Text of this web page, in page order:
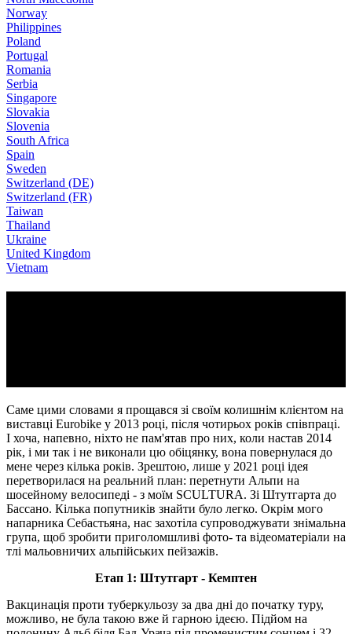
Norway
Philippines
Poland
Portugal
Romania
Serbia
Singapore
Slovakia
Slovenia
South Africa
Spain
Sweden
Switzerland (DE)
Switzerland (FR)
Taiwan
Thailand
Ukraine
United Kingdom
Vietnam
Саме цими словами я прощався зі своїм колишнім клієнтом на
виставці Eurobike у 2013 році, після чотирьох років співпраці.
І хоча, напевно, ніхто не пам'ятав про них, коли настав 2014
рік, і ми так і не виконали цю обіцянку, вона повернулася до
мене через кілька років. Зрештою, лише у 2021 році ідея
перетворилася на реальний план: перетнути Альпи на
шосейному велосипеді - з моїм SCULTURA. Зі Штутгарта до
Бассано. Кілька попутників знайти було легко. Окрім мого
напарника Себастьяна, нас захотіла супроводжувати знімальна
група, щоб зробити приголомшливі фото- та відеоматеріали на
тлі мальовничих альпійських пейзажів.
Етап 1: Штутгарт - Кемптен
Вакцинація проти туберкульозу за два дні до початку туру,
можливо, не була такою вже й гарною ідеєю. Підйом на